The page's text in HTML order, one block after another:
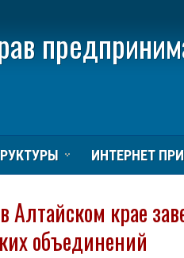
ИНТЕРНЕТ
Алтайском крае
объединений